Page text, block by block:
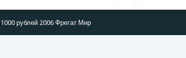
1000 рублей 2006 Фрегат Мир